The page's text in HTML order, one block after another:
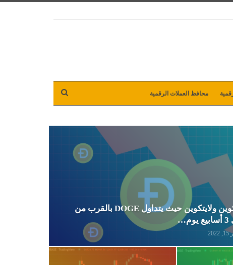
محافظ العملات الرقمية
تحليل عملة دوج كوين ولايتكوين حيث يتداول DOGE بالقرب من